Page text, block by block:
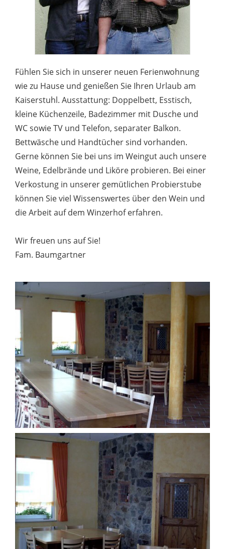
Fühlen Sie sich in unserer neuen Ferienwohnung
wie zu Hause und genießen Sie Ihren Urlaub am
Kaiserstuhl. Ausstattung: Doppelbett, Esstisch,
kleine Küchenzeile, Badezimmer mit Dusche und
WC sowie TV und Telefon, separater Balkon.
Bettwäsche und Handtücher sind vorhanden.
Gerne können Sie bei uns im Weingut auch unsere
Weine, Edelbrände und Liköre probieren. Bei einer
Verkostung in unserer gemütlichen Probierstube
können Sie viel Wissenswertes über den Wein und
die Arbeit auf dem Winzerhof erfahren.
Wir freuen uns auf Sie!
Fam. Baumgartner